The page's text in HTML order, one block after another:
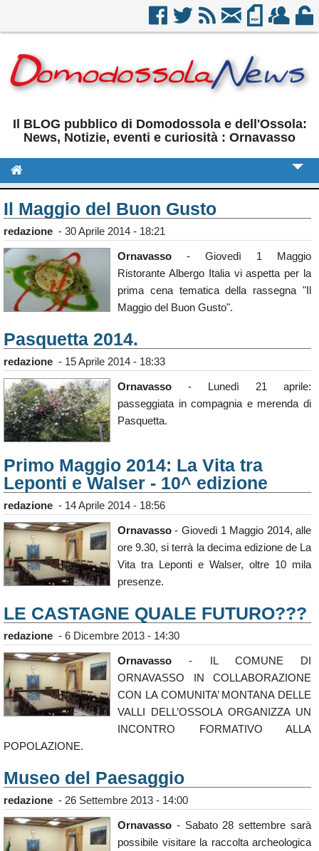
Il BLOG pubblico di Domodossola e dell'Ossola:
News, Notizie, eventi e curiosità : Ornavasso
Sport
Eventi
Rubriche
Annunci
Il Maggio del Buon Gusto
redazione - 30 Aprile 2014 - 18:21
Ornavasso - Giovedì 1 Maggio
Ristorante Albergo Italia vi aspetta per la
prima cena tematica della rassegna "Il
Maggio del Buon Gusto".
Pasquetta 2014.
redazione - 15 Aprile 2014 - 18:33
Ornavasso - Lunedì 21 aprile:
passeggiata in compagnia e merenda di
Pasquetta.
Primo Maggio 2014: La Vita tra
Leponti e Walser - 10^ edizione
redazione - 14 Aprile 2014 - 18:56
Ornavasso - Giovedì 1 Maggio 2014, alle
ore 9.30, si terrà la decima edizione de La
Vita tra Leponti e Walser, oltre 10 mila
presenze.
LE CASTAGNE QUALE FUTURO???
redazione - 6 Dicembre 2013 - 14:30
Ornavasso - IL COMUNE DI
ORNAVASSO IN COLLABORAZIONE
CON LA COMUNITA’ MONTANA DELLE
VALLI DELL’OSSOLA ORGANIZZA UN
INCONTRO FORMATIVO ALLA
POPOLAZIONE.
Museo del Paesaggio
redazione - 26 Settembre 2013 - 14:00
Ornavasso - Sabato 28 settembre sarà
possibile visitare la raccolta archeologica